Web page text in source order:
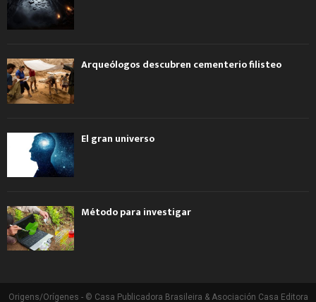
Arqueólogos descubren cementerio filisteo
El gran universo
Método para investigar
Origens/Orígenes - © Casa Publicadora Brasileira & Asociación Casa Editora